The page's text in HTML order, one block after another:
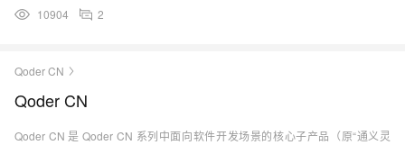
10904 2
Qoder CN
Qoder CN
Qoder CN 是 Qoder CN 系列中面向软件开发场景的核心子产品（原“通义灵